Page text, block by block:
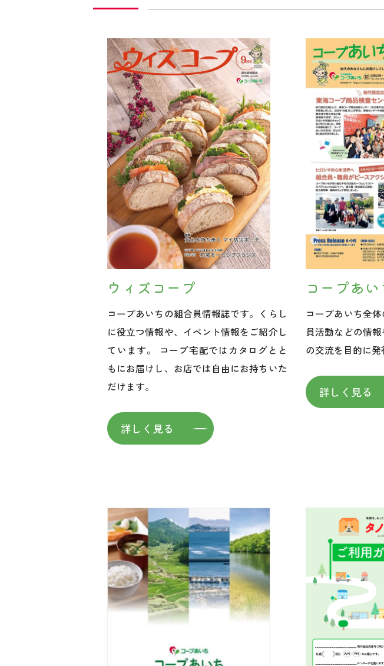
ウィズコープ
コープあいちの組合員情報誌です。くらし
に役立つ情報や、イベント情報をご紹介し
ています。 コープ宅配ではカタログとと
もにお届けし、お店では自由にお持ちいた
だけます。
詳しく見る
コープあ
コープあいち全
員活動などの情
の交流を目的に発
詳しく見る